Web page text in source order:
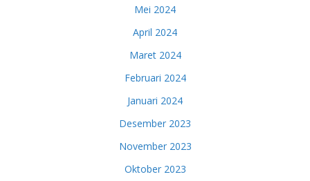
Mei 2024
April 2024
Maret 2024
Februari 2024
Januari 2024
Desember 2023
November 2023
Oktober 2023